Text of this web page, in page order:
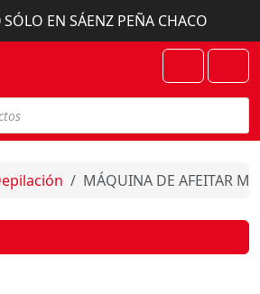
SÓLO EN SÁENZ PEÑA CHACO
Account
Cart
MÁQUINA DE AFEITAR